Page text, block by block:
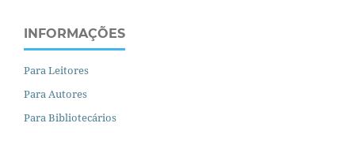
INFORMAÇÕES
Para Leitores
Para Autores
Para Bibliotecários